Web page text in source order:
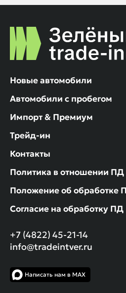
Написать нам в MAX
+7 (4822) 45-21-14
info@tradeintver.ru
Новые автомобили
Автомобили с пробегом
Импорт & Премиум
Трейд-ин
Контакты
Политика в отношении ПД
Положение об обработке
Согласие на обработку ПД